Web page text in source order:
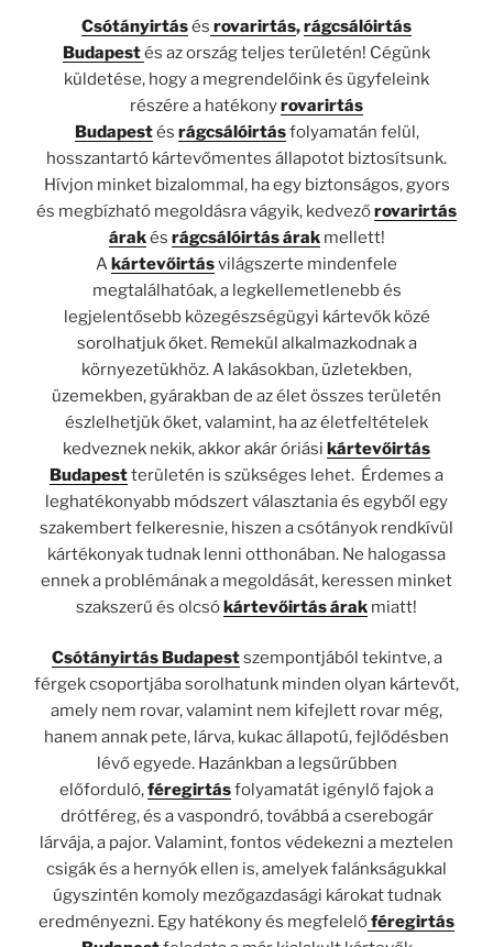
Csótányirtásés rovarirtás,rágcsálóirtás
Budapestés az ország teljes területén! Cégünk
küldetése, hogy a megrendelőink és ügyfeleink
részére a hatékonyrovarirtás
Budapestés rágcsálóirtásfolyamatán felül,
hosszantartó kártevőmentes állapotot biztosítsunk.
Hívjon minket bizalommal, ha egy biztonságos, gyors
és megbízható megoldásra vágyik, kedvezőrovarirtás
árakés rágcsálóirtás árakmellett!
Akártevőirtásvilágszerte mindenfele
megtalálhatóak, a legkellemetlenebb és
legjelentősebb közegészségügyi kártevők közé
sorolhatjuk őket. Remekül alkalmazkodnak a
környezetükhöz. A lakásokban, üzletekben,
üzemekben, gyárakban de az élet összes területén
észlelhetjük őket, valamint, ha az életfeltételek
kedveznek nekik, akkor akár óriási kártevőirtás
Budapestterületén is szükséges lehet. Érdemes a
leghatékonyabb módszert választania és egyből egy
szakembert felkeresnie, hiszen a csótányok rendkívül
kártékonyak tudnak lenni otthonában. Ne halogassa
ennek a problémának a megoldását, keressen minket
szakszerű és olcsókártevőirtás árak miatt!
Csótányirtás Budapestszempontjából tekintve, a
férgek csoportjába sorolhatunk minden olyan kártevőt,
amely nem rovar, valamint nem kifejlett rovar még,
hanem annak pete, lárva, kukac állapotú, fejlődésben
lévő egyede. Hazánkban a legsűrűbben
előforduló,féregirtásfolyamatát igénylő fajok a
drótféreg, és a vaspondró, továbbá a cserebogár
lárvája, a pajor. Valamint, fontos védekezni a meztelen
csigák és a hernyók ellen is, amelyek falánkságukkal
úgyszintén komoly mezőgazdasági károkat tudnak
eredményezni. Egy hatékony és megfelelőféregirtás